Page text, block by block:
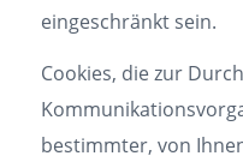
eingeschränkt sein.
Cookies, die zur
bestimmter, von